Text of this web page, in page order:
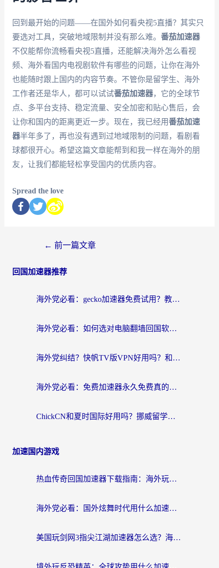
回到最开始的问题——在国外如何看央视5直播？其实只
要选对工具，突破地域限制并没有那么难。 番茄加速器
不仅能帮你流畅看央视5直播，还能解决海外怎么看视
频、海外看国内电视剧软件有哪些的问题，让你在海外
也能随时跟上国内的内容节奏。不管你是留学生、海外
工作者还是华人，都可以试试番茄加速器，它的全球节
点、多平台支持、稳定流量、安全加密和贴心售后，会
让你和国内的距离更近一步。现在，我已经用番茄加速
器半年多了，再也没有遇到过地域限制的问题，看剧看
球都很开心。希望这篇文章能帮到和我一样在海外的朋
友，让我们都能轻松享受国内的优质内容。
Spread the love
← 前一篇文章
回国加速器推荐
海外党必看：gecko加速器免费试用？教你选对回国加速器，无缝刷国内剧玩游戏
海外党必看：如何选对电脑翻墙回国软件，轻松解锁国内资源？
海外党纠结？快帆TV版VPN好用吗？和扇贝手游VPN对比哪个回国效果更好？
海外党必看：免费加速器永久免费真的存在吗？教你选对回国加速器无缝刷国内资源
ChickCN和夏时国际好用吗？挪威留学生亲测3款回国加速器，附穿梭和加速喵对比指南
加速国内游戏
热血传奇回国加速器下载指南：海外玩家如何流畅砍怪不卡顿？
海外党必看：国外炫舞时代用什么加速器比较好？解决延迟卡顿的终极方案
美国玩剑网3指尖江湖加速器怎么选？海外党亲测避坑指南